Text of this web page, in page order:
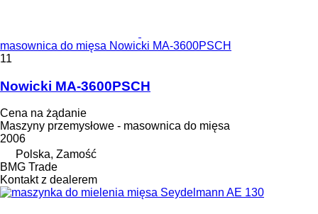
masownica do mięsa Nowicki MA-3600PSCH
11
Nowicki MA-3600PSCH
Cena na żądanie
Maszyny przemysłowe - masownica do mięsa
2006
Polska, Zamość
BMG Trade
Kontakt z dealerem